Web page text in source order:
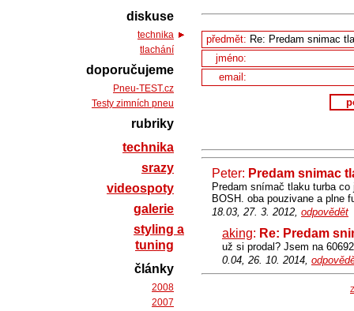
předmět:
jméno:
email:
Peter: Predam snimac
Predam snímač tlaku turba
BOSH. oba pouzivane a plne
18.03, 27. 3. 2012, odpovědět
aking: Re: Predam
už si prodal? Jsem na
0.04, 26. 10. 2014,
diskuse
technika
tlachání
doporučujeme
Pneu-TEST.cz
Testy zimních pneu
rubriky
technika
srazy
videospoty
galerie
styling a
tuning
články
2008
2007